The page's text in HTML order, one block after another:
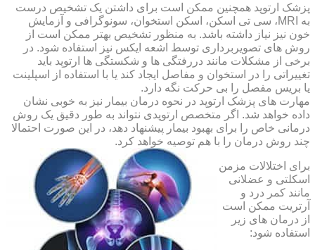
پزشک ارتوپد همچنین ممکن است برای داشتن یک تشخیص درست
به MRI، سی تی اسکن، اسکن استخوان، سونوگرافی و آزمایش
خون نیز نیاز داشته باشد. به منظور تشخیص بهتر ممکن است از
روش های تصویربرداری توسط اشعه ایکس نیز استفاده شود. در
برخی از مشکلات مانند دررفتگی ها و شکستگی ها ارتوپد باید
تغییراتی را در استخوان و مفاصل ایجاد کند یا با استفاده از اسپلینت
یا بریس مفصل را بی حرکت نگه دارد.
مهارت های پزشک ارتوپد در نحوه درمان بیمار نیز به خوبی نشان
داده خواهد شد. اگر متخصص ارتوپدی نتواند به طور دقیق یک روش
درمانی خاص را برای بهبود بیمار پیشنهاد دهد، در این صورت احتمالا
چند روش درمان را با هم توصیه خواهد کرد.
برای اختلالات مزمن
اسکلتی و عضلانی
مانند کمر درد و
آرتریت ممکن است
از درمان های زیر
استفاده شود: